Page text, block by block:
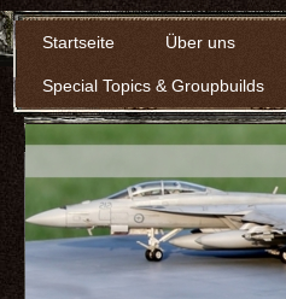
Startseite Über uns
Special Topics & Groupbuilds